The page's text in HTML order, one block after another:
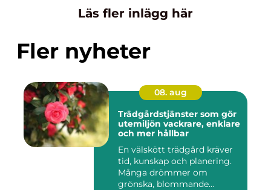
Läs fler inlägg här
Fler nyheter
08. aug
Trädgårdstjänster som gör
utemiljön vackrare, enklare
och mer hållbar
En välskött trädgård kräver
tid, kunskap och planering.
Många drömmer om
grönska, blommande